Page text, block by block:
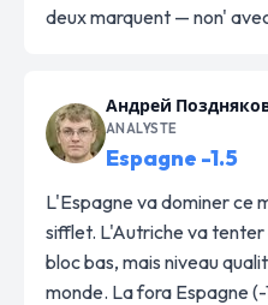
deux marquent — non'
Андрей
ANALYSTE
Espagne -1.5
L'Espagne va dominer ce
sifflet. L'Autriche va tenter
bloc bas, mais niveau
monde. La fora Espagne